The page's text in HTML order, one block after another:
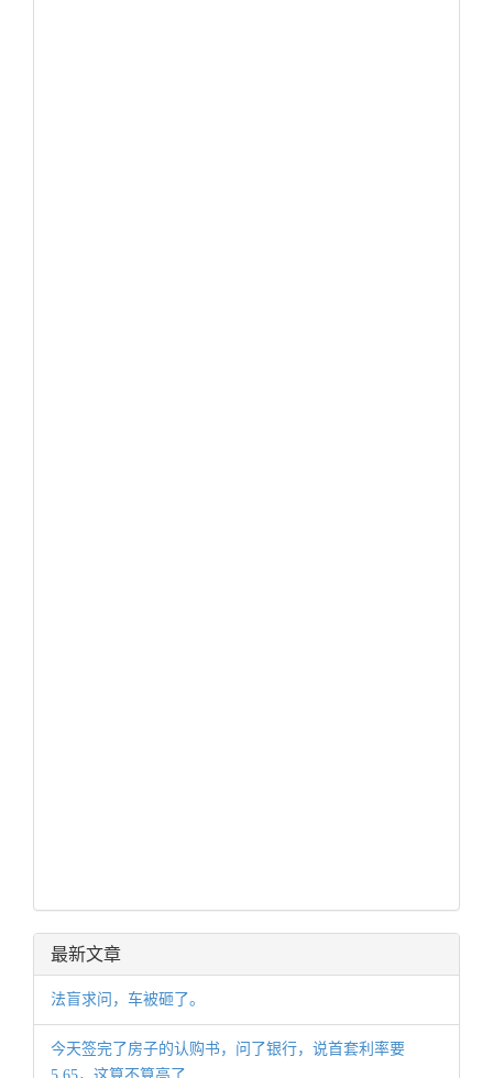
最新文章
法盲求问，车被砸了。
今天签完了房子的认购书，问了银行，说首套利率要